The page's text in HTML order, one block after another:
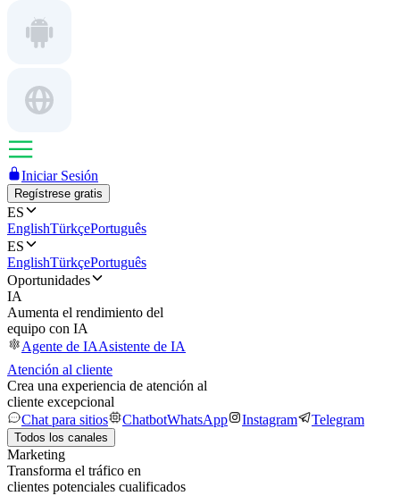
Iniciar Sesión
Regístrese gratis
ES
EnglishTürkçePortuguês
ES
EnglishTürkçePortuguês
Oportunidades
IA
Aumenta el rendimiento del
equipo con IA
Agente de IAAsistente de IA
Atención al cliente
Crea una experiencia de atención al
cliente excepcional
Chat para sitios
ChatbotWhatsApp Instagram Telegram
Todos los canales
Marketing
Transforma el tráfico en
clientes potenciales cualificados